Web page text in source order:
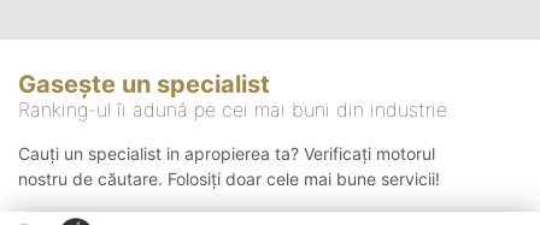
Gasește un specialist
Ranking-ul îi adună pe cei mai buni din industrie
Cauți un specialist in apropierea ta? Verificați motorul
nostru de căutare. Folosiți doar cele mai bune servicii!